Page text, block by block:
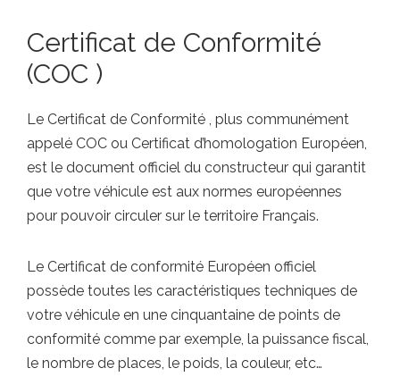
Certificat de Conformité
(COC )
Le Certificat de Conformité , plus communément
appelé COC ou Certificat d’homologation Européen,
est le document officiel du constructeur qui garantit
que votre véhicule est aux normes européennes
pour pouvoir circuler sur le territoire Français.
Le Certificat de conformité Européen officiel
possède toutes les caractéristiques techniques de
votre véhicule en une cinquantaine de points de
conformité comme par exemple, la puissance fiscal,
le nombre de places, le poids, la couleur, etc…